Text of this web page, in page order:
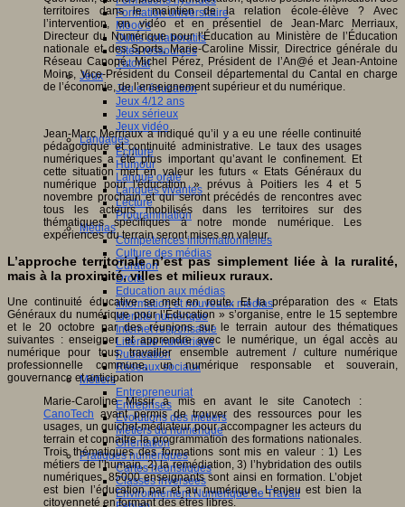
Formation universitaire
Mooc’s
Outils collaboratifs
Sites ressources
Tutorat
Jeux
Jeu et éducation
Jeux 4/12 ans
Jeux sérieux
Jeux vidéo
Langages
Ecriture
Humour
Langue orale
Langues vivantes
Lecture
Programmation
Médias
Compétences informationnelles
Culture des médias
Curation
Droits
Education aux médias
Information et nouveaux médias
Identité numérique
Internet responsable
Littératie numérique
Publication
Réseaux sociaux
Métiers
Entrepreneuriat
Entreprises
Evolutions des métiers
Métiers du numérique
Orientation
Pratiques numériques
Cartes heuristiques
Classes inversées
Environnement Numérique de Travail
territoires dans le maintien de la relation école-élève ? Avec
l’intervention, en vidéo et en présentiel de Jean-Marc Merriaux,
Directeur du Numérique pour l’Éducation au Ministère de l’Éducation
nationale et des Sports, Marie-Caroline Missir, Directrice générale du
Réseau Canopé, Michel Pérez, Président de l’An@é et Jean-Antoine
Moins, Vice-Président du Conseil départemental du Cantal en charge
de l’économie, de l’enseignement supérieur et du numérique.
Jean-Marc Merriaux a indiqué qu’il y a eu une réelle continuité
pédagogique et continuité administrative. Le taux des usages
numériques a été plus important qu’avant le confinement. Et
cette situation met en valeur les futurs « Etats Généraux du
numérique pour l'éducation » prévus à Poitiers les 4 et 5
novembre prochain et qui seront précédés de rencontres avec
tous les acteurs mobilisés dans les territoires sur des
thématiques spécifiques à notre monde numérique. Les
expériences du terrain seront mises en valeur.
L’approche territoriale n’est pas simplement liée à la ruralité,
mais à la proximité, villes et milieux ruraux.
Une continuité éducative se met en route. Et la préparation des « Etats
Généraux du numérique pour l’Éducation » s’organise, entre le 15 septembre
et le 20 octobre par des réunions sur le terrain autour des thématiques
suivantes : enseigner et apprendre avec le numérique, un égal accès au
numérique pour tous, travailler ensemble autrement / culture numérique
professionnelle commune, un numérique responsable et souverain,
gouvernance et anticipation
Marie-Caroline Missir a mis en avant le site Canotech :
CanoTech ayant permis de trouver des ressources pour les
usages, un guichet-médiateur pour accompagner les acteurs du
terrain et connaitre la programmation des formations nationales.
Trois thématiques des formations sont mis en valeur : 1) Les
métiers de l’humain, 2) la remédiation, 3) l’hybridation des outils
numériques. 85000 enseignants sont ainsi en formation. L’objet
est bien l’éducation par et au numérique. L’enjeu est bien la
citoyenneté en formant des êtres libres.